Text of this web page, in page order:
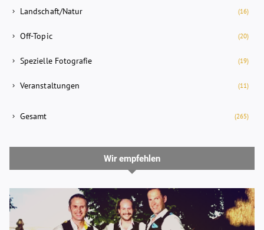
Landschaft/Natur (16)
Off-Topic (20)
Spezielle Fotografie (19)
Veranstaltungen (11)
Gesamt (265)
Wir empfehlen